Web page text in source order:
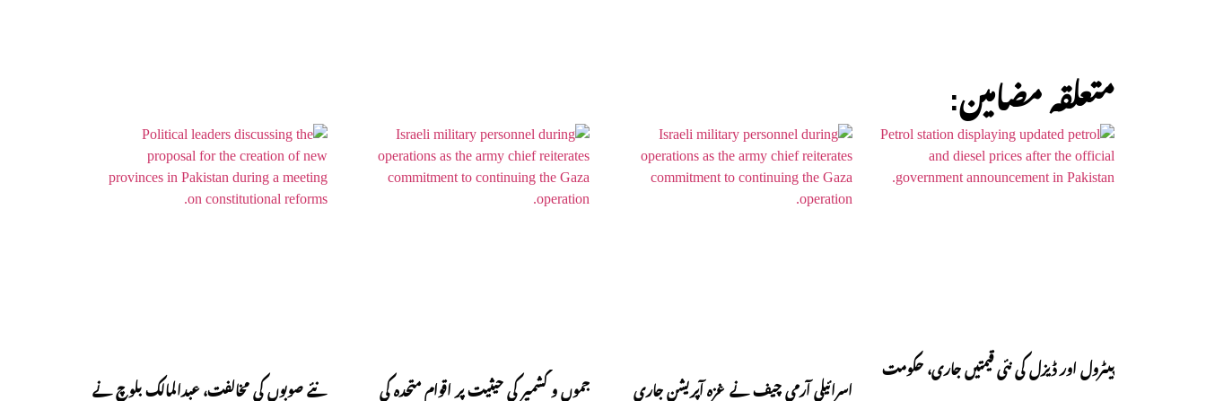
:متعلقہ مضامین
پیٹرول اور ڈیزل کی نئی قیمتیں جاری، حکومت
اسرائیلی آرمی چیف نے غزہ آپریشن جاری جموں و کشمیر کی حیثیت پر اقوام متحدہ کی نئے صوبوں کی مخالفت، عبدالمالک بلوچ نے